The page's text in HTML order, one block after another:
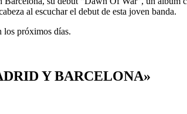
al escuchar el debut de esta joven banda.
los próximos días.
Y BARCELONA»